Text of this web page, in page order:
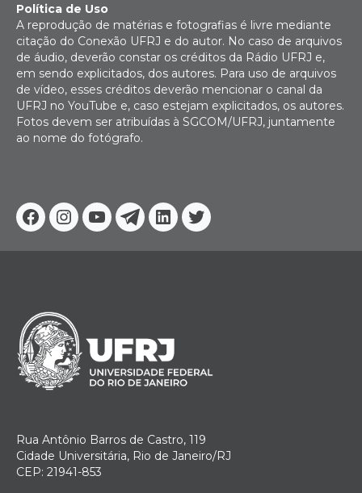
Facebook
Instagram
YoutubeTelegram
Linkedin
Twitter
Política de Uso
A reprodução de matérias e fotografias é livre mediante
citação do Conexão UFRJ e do autor. No caso de arquivos
de áudio, deverão constar os créditos da Rádio UFRJ e,
em sendo explicitados, dos autores. Para uso de arquivos
de vídeo, esses créditos deverão mencionar o canal da
UFRJ no YouTube e, caso estejam explicitados, os autores.
Fotos devem ser atribuídas à SGCOM/UFRJ, juntamente
ao nome do fotógrafo.
Rua Antônio Barros de Castro, 119
Cidade Universitária, Rio de Janeiro/RJ
CEP: 21941-853